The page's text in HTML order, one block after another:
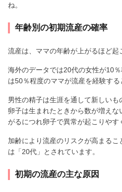
ね。
年齢別の初期流産の確率
流産は、ママの年齢が上がるほど起
海外のデータでは20代の女性が10
は50％程度のママが流産を経験する
男性の精子は生涯を通して新しいも
卵子は生まれたときから数が増え
がるにつれ卵子で異常が起こりやす
加齢により流産のリスクが高まる
は「20代」とされています。
初期の流産の主な原因